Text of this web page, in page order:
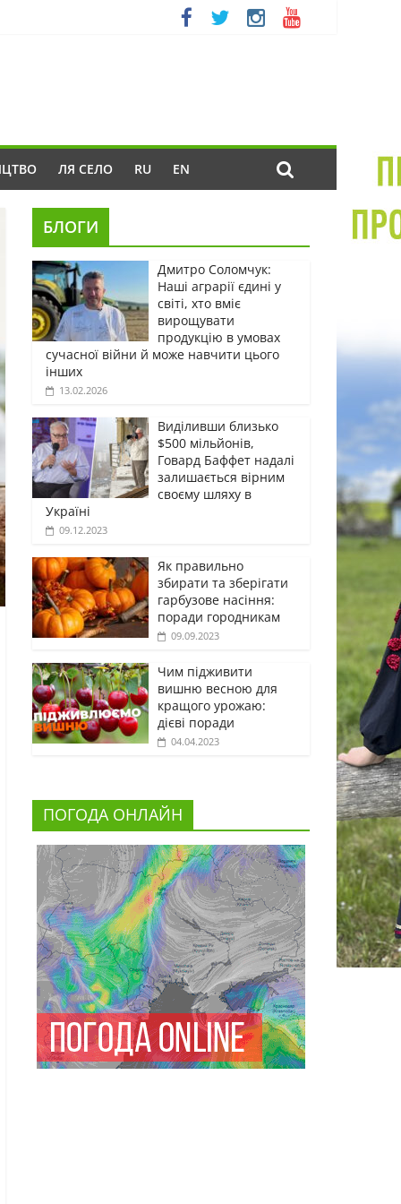
ЛЯ СЕЛО RU EN
БЛОГИ
Дмитро Соломчук:
Наші аграрії єдині у
світі, хто вміє
вирощувати
продукцію в умовах
сучасної війни й може навчити цього
інших
13.02.2026
Виділивши близько
$500 мільйонів,
Говард Баффет надалі
залишається вірним
своєму шляху в
Україні
09.12.2023
Як правильно
збирати та зберігати
гарбузове насіння:
поради городникам
09.09.2023
Чим підживити
вишню весною для
кращого урожаю:
дієві поради
04.04.2023
ПОГОДА ОНЛАЙН